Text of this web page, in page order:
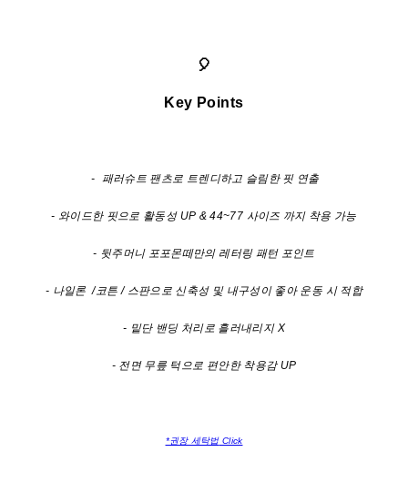
🎈
Key Points
- 패러슈트 팬츠로 트렌디하고 슬림한 핏 연출
- 와이드한 핏으로 활동성 UP & 44~77 사이즈 까지 착용 가능
- 뒷주머니 포포몬떼만의 레터링 패턴 포인트
- 나일론 /코튼 / 스판으로 신축성 및 내구성이 좋아 운동 시 적합
- 밑단 밴딩 처리로 흘러내리지 X
- 전면 무릎 턱으로 편안한 착용감 UP
*권장 세탁법Click